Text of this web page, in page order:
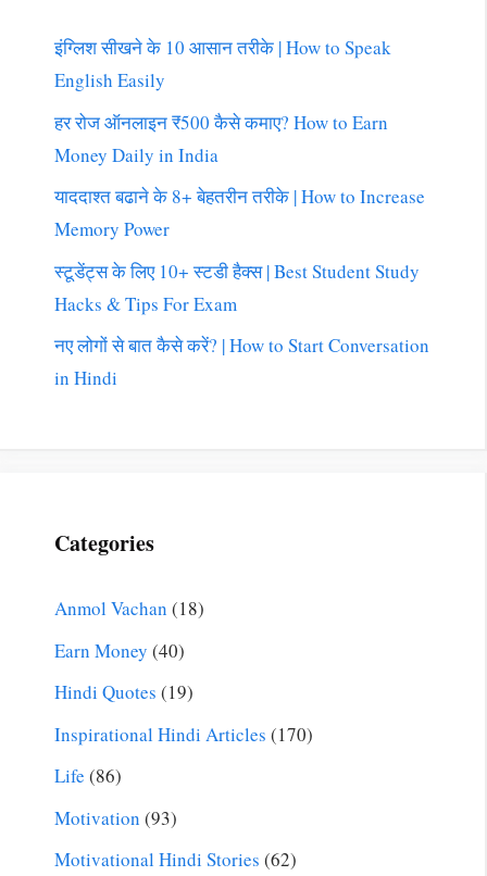
इंग्लिश सीखने के 10 आसान तरीके | How to Speak
English Easily
हर रोज ऑनलाइन ₹500 कैसे कमाए? How to Earn
Money Daily in India
याददाश्त बढाने के 8+ बेहतरीन तरीके | How to Increase
Memory Power
स्टूडेंट्स के लिए 10+ स्टडी हैक्स | Best Student Study
Hacks & Tips For Exam
नए लोगों से बात कैसे करें? | How to Start Conversation
in Hindi
Categories
Anmol Vachan (18)
Earn Money (40)
Hindi Quotes (19)
Inspirational Hindi Articles (170)
Life (86)
Motivation (93)
Motivational Hindi Stories (62)